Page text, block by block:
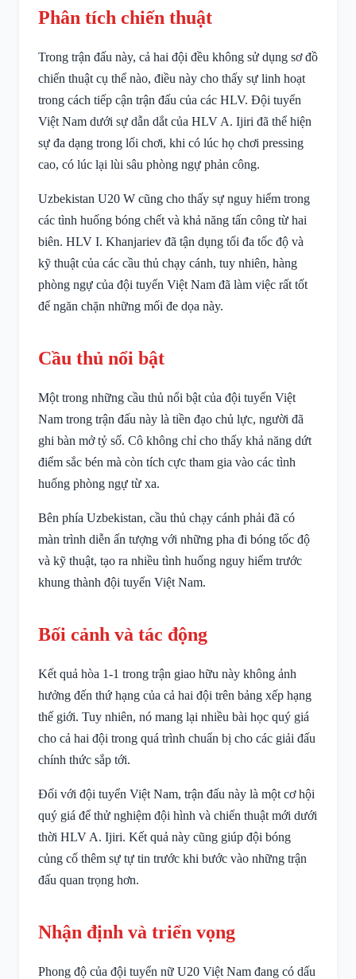
Phân tích chiến thuật
Trong trận đấu này, cả hai đội đều không sử dụng sơ đồ
chiến thuật cụ thể nào, điều này cho thấy sự linh hoạt
trong cách tiếp cận trận đấu của các HLV. Đội tuyển
Việt Nam dưới sự dẫn dắt của HLV A. Ijiri đã thể hiện
sự đa dạng trong lối chơi, khi có lúc họ chơi pressing
cao, có lúc lại lùi sâu phòng ngự phản công.
Uzbekistan U20 W cũng cho thấy sự nguy hiểm trong
các tình huống bóng chết và khả năng tấn công từ hai
biên. HLV I. Khanjariev đã tận dụng tối đa tốc độ và
kỹ thuật của các cầu thủ chạy cánh, tuy nhiên, hàng
phòng ngự của đội tuyển Việt Nam đã làm việc rất tốt
để ngăn chặn những mối đe dọa này.
Cầu thủ nổi bật
Một trong những cầu thủ nổi bật của đội tuyển Việt
Nam trong trận đấu này là tiền đạo chủ lực, người đã
ghi bàn mở tỷ số. Cô không chỉ cho thấy khả năng dứt
điểm sắc bén mà còn tích cực tham gia vào các tình
huống phòng ngự từ xa.
Bên phía Uzbekistan, cầu thủ chạy cánh phải đã có
màn trình diễn ấn tượng với những pha đi bóng tốc độ
và kỹ thuật, tạo ra nhiều tình huống nguy hiểm trước
khung thành đội tuyển Việt Nam.
Bối cảnh và tác động
Kết quả hòa 1-1 trong trận giao hữu này không ảnh
hưởng đến thứ hạng của cả hai đội trên bảng xếp hạng
thế giới. Tuy nhiên, nó mang lại nhiều bài học quý giá
cho cả hai đội trong quá trình chuẩn bị cho các giải đấu
chính thức sắp tới.
Đối với đội tuyển Việt Nam, trận đấu này là một cơ hội
quý giá để thử nghiệm đội hình và chiến thuật mới dưới
thời HLV A. Ijiri. Kết quả này cũng giúp đội bóng
củng cố thêm sự tự tin trước khi bước vào những trận
đấu quan trọng hơn.
Nhận định và triển vọng
Phong độ của đội tuyển nữ U20 Việt Nam đang có dấu